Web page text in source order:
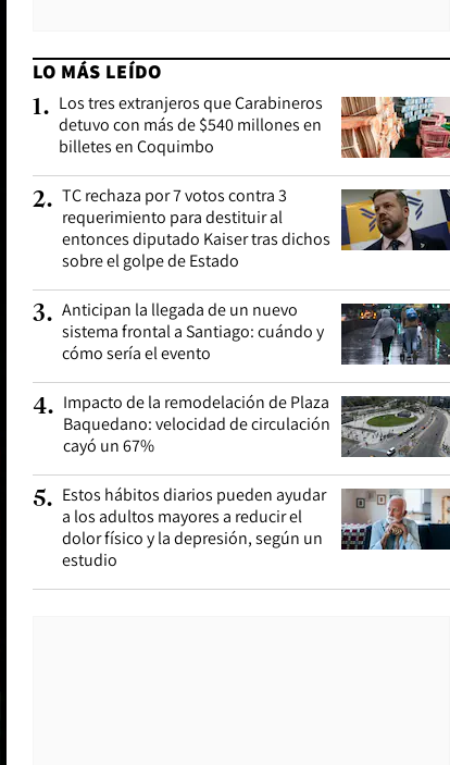
LO MÁS LEÍDO
1. Los tres extranjeros que Carabineros
detuvo con más de $540 millones en
billetes en Coquimbo
2. TC rechaza por 7 votos contra 3
requerimiento para destituir al
entonces diputado Kaiser tras dichos
sobre el golpe de Estado
3. Anticipan la llegada de un nuevo
sistema frontal a Santiago: cuándo y
cómo sería el evento
4. Impacto de la remodelación de Plaza
Baquedano: velocidad de circulación
cayó un 67%
5. Estos hábitos diarios pueden ayudar
a los adultos mayores a reducir el
dolor físico y la depresión, según un
estudio